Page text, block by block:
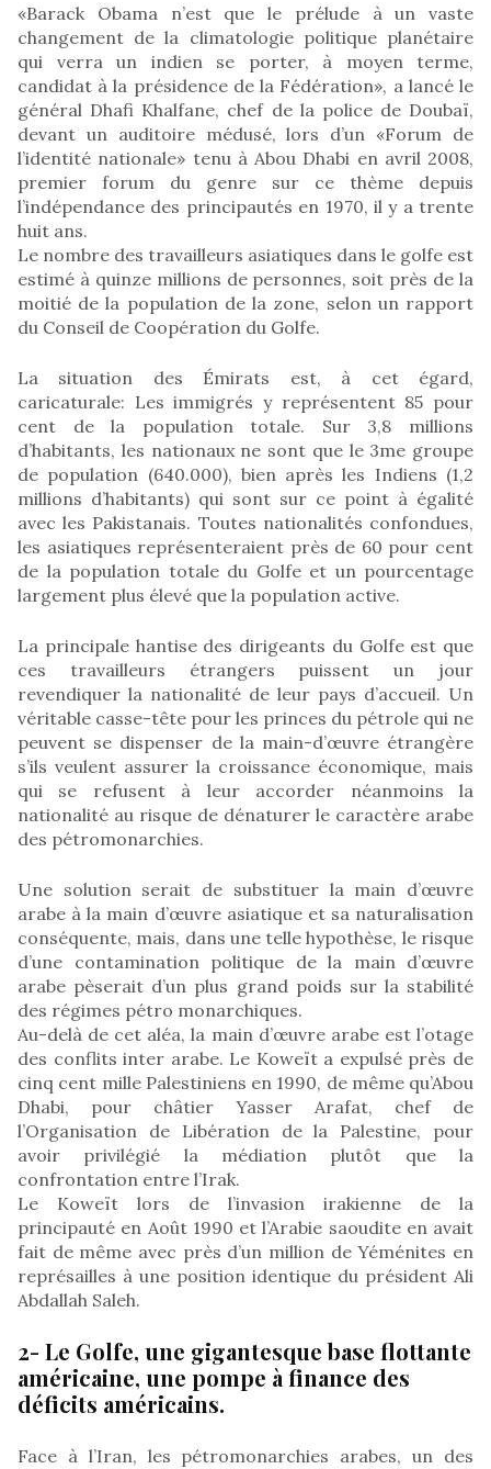
«Barack Obama n’est que le prélude à un vaste
changement de la climatologie politique planétaire
qui verra un indien se porter, à moyen terme,
candidat à la présidence de la Fédération», a lancé le
général Dhafi Khalfane, chef de la police de Doubaï,
devant un auditoire médusé, lors d’un «Forum de
l’identité nationale» tenu à Abou Dhabi en avril 2008,
premier forum du genre sur ce thème depuis
l’indépendance des principautés en 1970, il y a trente
huit ans.
Le nombre des travailleurs asiatiques dans le golfe est
estimé à quinze millions de personnes, soit près de la
moitié de la population de la zone, selon un rapport
du Conseil de Coopération du Golfe.
La situation des Émirats est, à cet égard,
caricaturale: Les immigrés y représentent 85 pour
cent de la population totale. Sur 3,8 millions
d’habitants, les nationaux ne sont que le 3me groupe
de population (640.000), bien après les Indiens (1,2
millions d’habitants) qui sont sur ce point à égalité
avec les Pakistanais. Toutes nationalités confondues,
les asiatiques représenteraient près de 60 pour cent
de la population totale du Golfe et un pourcentage
largement plus élevé que la population active.
La principale hantise des dirigeants du Golfe est que
ces travailleurs étrangers puissent un jour
revendiquer la nationalité de leur pays d’accueil. Un
véritable casse-tête pour les princes du pétrole qui ne
peuvent se dispenser de la main-d’œuvre étrangère
s’ils veulent assurer la croissance économique, mais
qui se refusent à leur accorder néanmoins la
nationalité au risque de dénaturer le caractère arabe
des pétromonarchies.
Une solution serait de substituer la main d’œuvre
arabe à la main d’œuvre asiatique et sa naturalisation
conséquente, mais, dans une telle hypothèse, le risque
d’une contamination politique de la main d’œuvre
arabe pèserait d’un plus grand poids sur la stabilité
des régimes pétro monarchiques.
Au-delà de cet aléa, la main d’œuvre arabe est l’otage
des conflits inter arabe. Le Koweït a expulsé près de
cinq cent mille Palestiniens en 1990, de même qu’Abou
Dhabi, pour châtier Yasser Arafat, chef de
l’Organisation de Libération de la Palestine, pour
avoir privilégié la médiation plutôt que la
confrontation entre l’Irak.
Le Koweït lors de l’invasion irakienne de la
principauté en Août 1990 et l’Arabie saoudite en avait
fait de même avec près d’un million de Yéménites en
représailles à une position identique du président Ali
Abdallah Saleh.
2- Le Golfe, une gigantesque base flottante
américaine, une pompe à finance des
déficits américains.
Face à l’Iran, les pétromonarchies arabes, un des